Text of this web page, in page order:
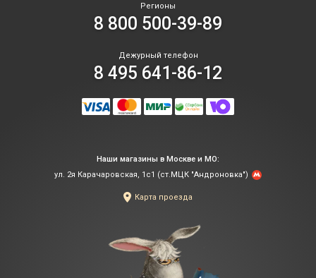
Регионы
8 800 500-39-89
Дежурный телефон
8 495 641-86-12
Наши магазины в Москве и МО:
ул. 2я Карачаровская, 1с1 (ст.МЦК "Андроновка")
Карта проезда